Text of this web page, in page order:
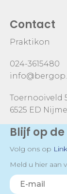
Contact
Praktikon
024-3615480
Toernooiveld
6525 ED
Blijf op
Volg ons op
Meld u hier aan